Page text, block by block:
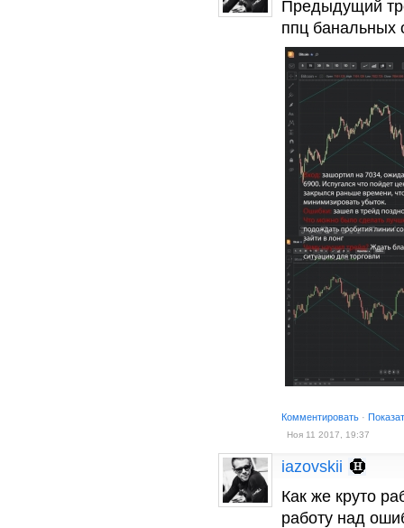
Предыдущий
ппц банальных
Комментировать ·
Ноя 11 2017, 19:37
iazovskii
Как же круто
работу над